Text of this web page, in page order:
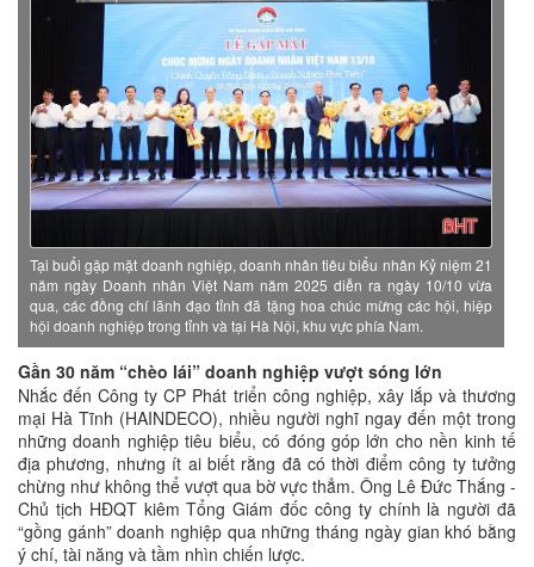
Tại buổi gặp mặt doanh nghiệp, doanh nhân tiêu biểu nhân Kỷ niệm 21
năm ngày Doanh nhân Việt Nam năm 2025 diễn ra ngày 10/10 vừa
qua, các đồng chí lãnh đạo tỉnh đã tặng hoa chúc mừng các hội, hiệp
hội doanh nghiệp trong tỉnh và tại Hà Nội, khu vực phía Nam.
Gần 30 năm “chèo lái” doanh nghiệp vượt sóng lớn
Nhắc đến Công ty CP Phát triển công nghiệp, xây lắp và thương
mại Hà Tĩnh (HAINDECO), nhiều người nghĩ ngay đến một trong
những doanh nghiệp tiêu biểu, có đóng góp lớn cho nền kinh tế
địa phương, nhưng ít ai biết rằng đã có thời điểm công ty tưởng
chừng như không thể vượt qua bờ vực thẳm. Ông Lê Đức Thắng -
Chủ tịch HĐQT kiêm Tổng Giám đốc công ty chính là người đã
“gồng gánh” doanh nghiệp qua những tháng ngày gian khó bằng
ý chí, tài năng và tầm nhìn chiến lược.